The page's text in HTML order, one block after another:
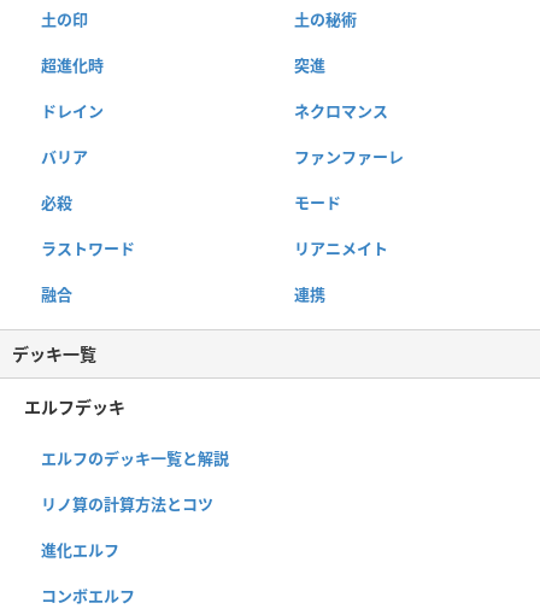
土の印 土の秘術
超進化時 突進
ドレイン ネクロマンス
バリア ファンファーレ
必殺 モード
ラストワード リアニメイト
融合 連携
デッキ一覧
エルフデッキ
エルフのデッキ一覧と解説
リノ算の計算方法とコツ
進化エルフ
コンボエルフ